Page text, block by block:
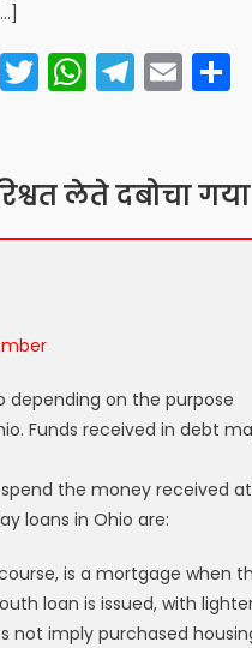
Twitter
लेते दबोचा
depending on the purpose
Funds received in debt
the money received
loans in Ohio are:
is a mortgage when
loan is issued, with
not imply purchased